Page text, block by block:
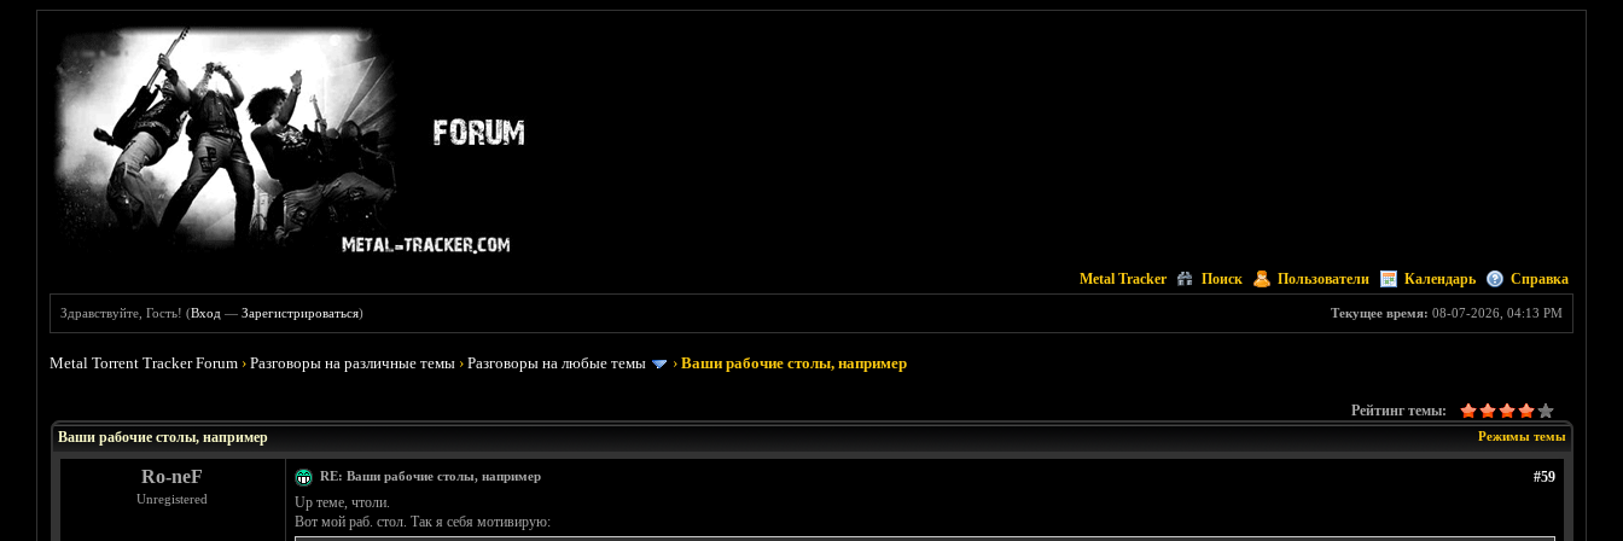
Metal Tracker Поиск Пользователи Календарь Справка
Текущее время: 08-07-2026, 04:13 PM
Здравствуйте, Гость! (Вход —Зарегистрироваться)
Metal Torrent Tracker Forum ›Разговоры на различные темы ›Разговоры на любые темы ›Ваши рабочие столы, например
Рейтинг темы:
Режимы темы
Ваши рабочие столы, например
Ro-neF
Unregistered
#59
RE: Ваши рабочие столы, например
Up теме, чтоли.
Вот мой раб. стол. Так я себя мотивирую: